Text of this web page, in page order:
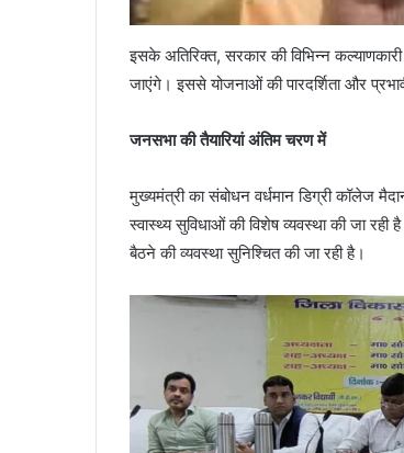
इसके अतिरिक्त, सरकार की विभिन्न
जाएंगे। इससे योजनाओं की पारदर्शिता और
जनसभा की तैयारियां अंतिम चरण में
मुख्यमंत्री का संबोधन वर्धमान डिग्री कॉलेज
स्वास्थ्य सुविधाओं की विशेष व्यवस्था की जा
बैठने की व्यवस्था सुनिश्चित की जा रही है।